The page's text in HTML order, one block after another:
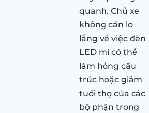
quanh. Chủ xe
không cần lo
lắng về việc đèn
LED mí có thể
làm hỏng cấu
trúc hoặc giảm
tuổi thọ của các
bộ phận trong